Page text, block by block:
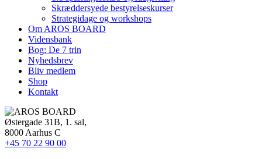
Skræddersyede bestyrelseskurser
Strategidage og workshops
Om AROS BOARD
Vidensbank
Bog: De 7 trin
Nyhedsbrev
Bliv medlem
Shop
Kontakt
Østergade 31B, 1. sal,
8000 Aarhus C
+45 70 22 90 00